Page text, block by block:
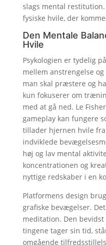
slags mental
fysiske hvile, der
Den Mentale
Hvile
Psykologien er tydelig
mellem anstrengelse
man skal præstere og
kun fokuserer om
med at gå ned. Le
gameplay kan fungere
tillader hjernen hvile
indviklede
høj og lav mental
koncentrationen og
nyttige redskaber i en
Platformens design
grafiske bevægelser.
meditation. Den
tingene tager sin tid,
omgående